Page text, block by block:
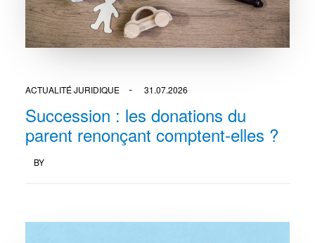
ACTUALITÉ JURIDIQUE 31.07.2026
Succession : les donations du
parent renonçant comptent-elles ?
BY